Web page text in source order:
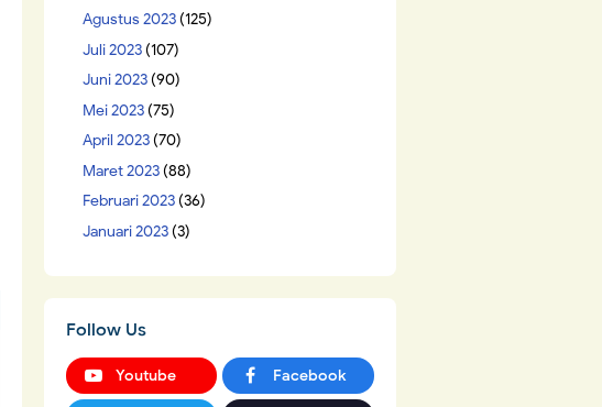
Agustus 2023(125)
Juli 2023(107)
Juni 2023(90)
Mei 2023(75)
April 2023(70)
Maret 2023(88)
Februari 2023(36)
Januari 2023(3)
Follow Us
Youtube Facebook